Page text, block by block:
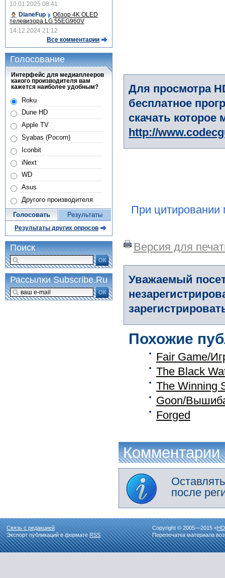
Для просмотра
бесплатное
скачать
http://
При цитировании
Версия для
Уважаемый
Похожие
Fair Game/
The Black
The Winning
Goon/
Forged
Комментарии
после
10.01.2025 08:41
DianeFup
Обзор 4K OLED
телевизора LG 55EG960V
14.12.2024 21:12
Все комментарии
Голосование
Интерфейс для медиаплееров
какого производителя вам
кажется наиболее удобным?
Roku
Dune HD
Apple TV
Syabas (Pocorn)
Iconbit
iNext
WD
Asus
Другого производителя
Голосовать Результаты
Результаты других опросов
Поиск
ОК
Рассылки Subscribe.Ru
ОК
Связь с редакцией
Экспорт публикаций в форматеRSS
Copyright © 2005—2015 «
Перепечатка материала